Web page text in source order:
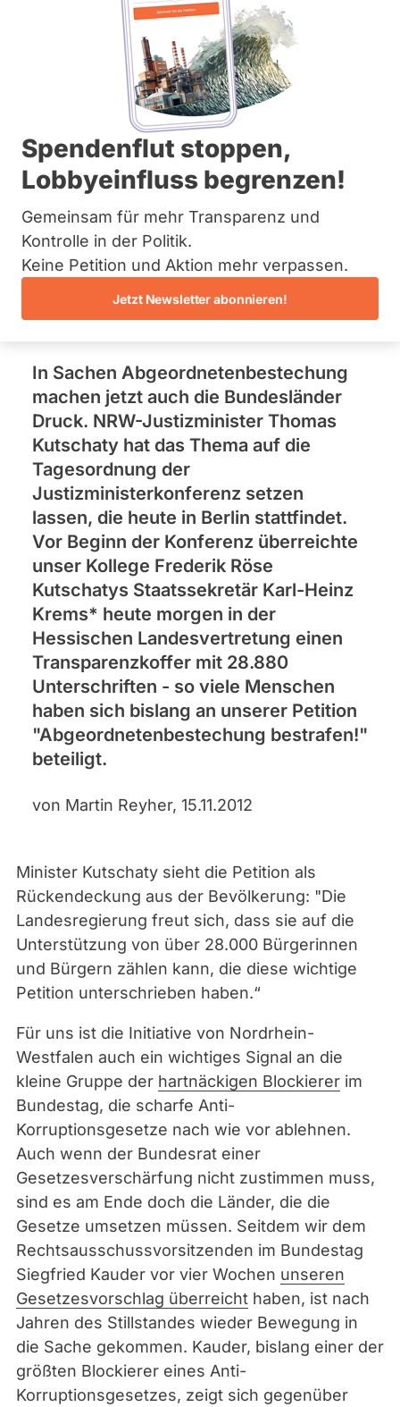
Bremen
Hamburg
Hessen
Mecklenburg-Vorpommern
Niedersachsen
Nordrhein-Westfalen
Rheinland-Pfalz
Saarland
Sachsen
Sachsen-Anhalt
Sachsen-Anhalt
Schleswig-Holstein
Thüringen
Archiv
Spendenflut stoppen,
Lobbyeinfluss begrenzen!
Gemeinsam für mehr Transparenz und
Kontrolle in der Politik.
Keine Petition und Aktion mehr verpassen.
Jetzt Newsletter abonnieren!
Informationen.
Unsere Forderungen
NRW-Vorstoß gegen
Abgeordnetenbestechung
–
abgeordnetenwatch.de
überreicht 28.880
Unterschriften
In Sachen Abgeordnetenbestechung
machen jetzt auch die Bundesländer
Druck. NRW-Justizminister Thomas
Kutschaty hat das Thema auf die
Tagesordnung der
Justizministerkonferenz setzen
lassen, die heute in Berlin stattfindet.
Vor Beginn der Konferenz überreichte
unser Kollege Frederik Röse
Kutschatys Staatssekretär Karl-Heinz
Krems* heute morgen in der
Hessischen Landesvertretung einen
Transparenzkoffer mit 28.880
Unterschriften - so viele Menschen
haben sich bislang an unserer Petition
"Abgeordnetenbestechung bestrafen!"
beteiligt.
von Martin Reyher, 15.11.2012
Minister Kutschaty sieht die Petition als
Rückendeckung aus der Bevölkerung: "Die
Landesregierung freut sich, dass sie auf die
Unterstützung von über 28.000 Bürgerinnen
und Bürgern zählen kann, die diese wichtige
Petition unterschrieben haben.“
Für uns ist die Initiative von Nordrhein-
Westfalen auch ein wichtiges Signal an die
kleine Gruppe der hartnäckigen Blockierer im
Bundestag, die scharfe Anti-
Korruptionsgesetze nach wie vor ablehnen.
Auch wenn der Bundesrat einer
Gesetzesverschärfung nicht zustimmen muss,
sind es am Ende doch die Länder, die die
Gesetze umsetzen müssen. Seitdem wir dem
Rechtsausschussvorsitzenden im Bundestag
Siegfried Kauder vor vier Wochen unseren
Gesetzesvorschlag überreicht haben, ist nach
Jahren des Stillstandes wieder Bewegung in
die Sache gekommen. Kauder, bislang einer der
größten Blockierer eines Anti-
Korruptionsgesetzes, zeigt sich gegenüber